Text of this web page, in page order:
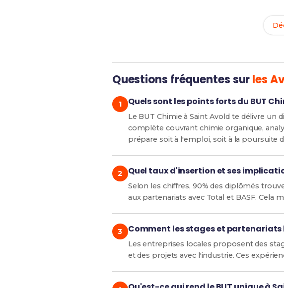
Questions fréquentes surles
Quels sont les points forts du BUT
Le BUT Chimie à Saint Avold te délivre
complète couvrant chimie organique,
prépare soit à l'emploi, soit à la poursuite
Quel taux d'insertion et ses
Selon les chiffres, 90% des diplômés
aux partenariats avec Total et BASF.
Comment les stages et
Les entreprises locales proposent des
et des projets avec l'industrie. Ces